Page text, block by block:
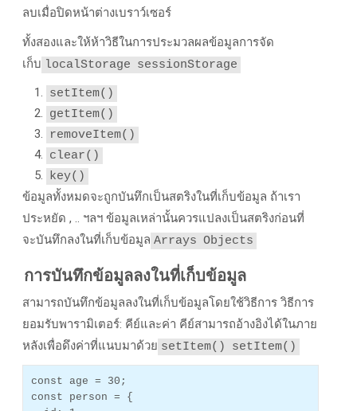
ลบเมื่อปิดหน้าต่างเบราว์เซอร์
ทั้งสองและให้ห้าวิธีในการประมวลผลข้อมูลการจัด
เก็บ localStorage sessionStorage
setItem()
getItem()
removeItem()
clear()
key()
ข้อมูลทั้งหมดจะถูกบันทึกเป็นสตริงในที่เก็บข้อมูล ถ้าเรา
ประหยัด , .. ฯลฯ ข้อมูลเหล่านั้นควรแปลงเป็นสตริงก่อนที่
จะบันทึกลงในที่เก็บข้อมูล Arrays Objects
การบันทึกข้อมูลลงในที่เก็บข้อมูล
สามารถบันทึกข้อมูลลงในที่เก็บข้อมูลโดยใช้วิธีการ วิธีการ
ยอมรับพารามิเตอร์: คีย์และค่า คีย์สามารถอ้างอิงได้ในภาย
หลังเพื่อดึงค่าที่แนบมาด้วย setItem() setItem()
const age = 30;
const person = {